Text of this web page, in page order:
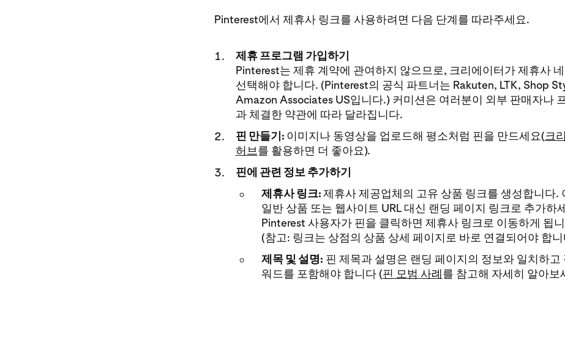
Pinterest에서 제휴사 링크를 사용하려면 다음 단계를 따라주세요.
제휴 프로그램 가입하기
Pinterest는 제휴 계약에 관여하지 않으므로, 크리에이터가 제휴사
선택해야 합니다. (Pinterest의 공식 파트너는 Rakuten, LTK, Shop
Amazon Associates US입니다.) 커미션은 여러분이 외부 판매자나
과 체결한 약관에 따라 달라집니다.
핀 만들기: 이미지나 동영상을 업로드해 평소처럼 핀을 만드세요(크
허브를 활용하면 더 좋아요).
핀에 관련 정보 추가하기
제휴사 링크:제휴사 제공업체의 고유 상품 링크를 생성합니다.
일반 상품 또는 웹사이트 URL 대신 랜딩 페이지 링크로 추가하
Pinterest 사용자가 핀을 클릭하면 제휴사 링크로 이동하게 됩
(참고: 링크는 상점의 상품 상세 페이지로 바로 연결되어야 합
제목 및 설명: 핀 제목과 설명은 랜딩 페이지의 정보와 일치하고
워드를 포함해야 합니다 (핀 모범 사례를 참고해 자세히 알아보